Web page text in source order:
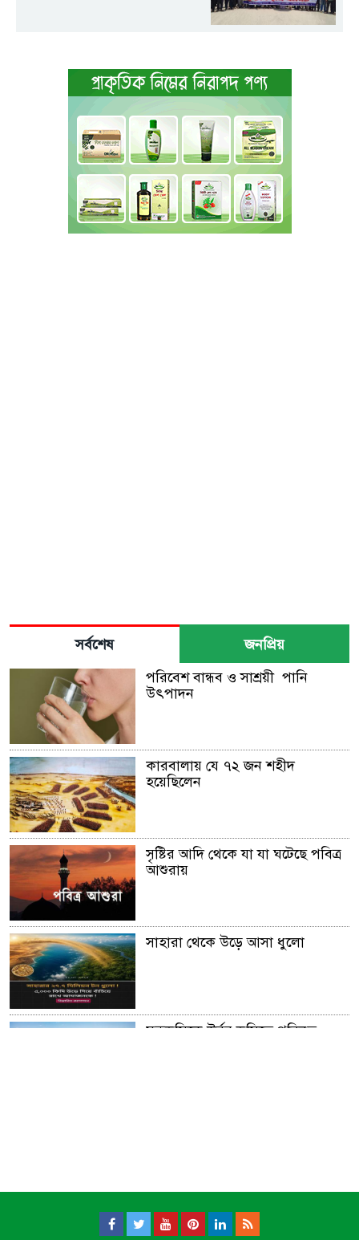
সর্বশেষ
জনপ্রিয়
পরিবেশ বান্ধব ও সাশ্রয়ী পানি
উৎপাদন
কারবালায় যে ৭২ জন শহীদ
হয়েছিলেন
সৃষ্টির আদি থেকে যা যা ঘটেছে পবিত্র
আশুরায়
সাহারা থেকে উড়ে আসা ধুলো
মরুভূমিকে উর্বর ভূমিতে পরিনত
৫,১৪,০০০ মাইল!